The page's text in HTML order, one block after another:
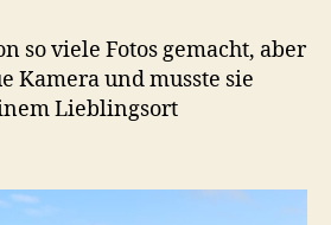
so viele Fotos gemacht, aber
Kamera und musste sie
Lieblingsort